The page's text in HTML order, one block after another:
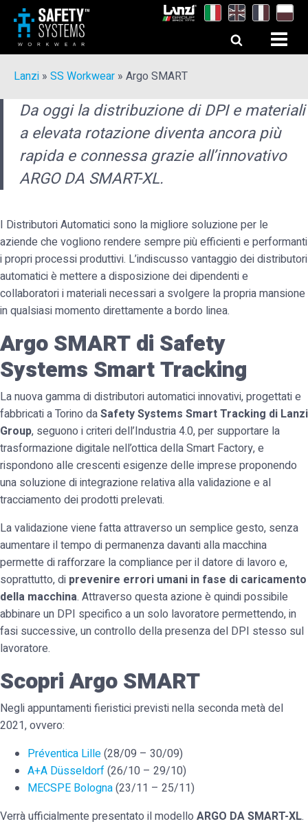
Lanzi » SS Workwear » Argo SMART
Da oggi la distribuzione di DPI e materiali
a elevata rotazione diventa ancora più
rapida e connessa grazie all’innovativo
ARGO DA SMART-XL.
I Distributori Automatici sono la migliore soluzione per le
aziende che vogliono rendere sempre più efficienti e performanti
i propri processi produttivi. L’indiscusso vantaggio dei distributori
automatici è mettere a disposizione dei dipendenti e
collaboratori i materiali necessari a svolgere la propria mansione
in qualsiasi momento direttamente a bordo linea.
Argo SMART di Safety
Systems Smart Tracking
La nuova gamma di distributori automatici innovativi, progettati e
fabbricati a Torino daSafety Systems Smart Tracking di Lanzi
Group, seguono i criteri dell’Industria 4.0, per supportare la
trasformazione digitale nell’ottica della Smart Factory, e
rispondono alle crescenti esigenze delle imprese proponendo
una soluzione di integrazione relativa alla validazione e al
tracciamento dei prodotti prelevati.
La validazione viene fatta attraverso un semplice gesto, senza
aumentare il tempo di permanenza davanti alla macchina
permette di rafforzare la compliance per il datore di lavoro e,
soprattutto, di prevenire errori umani in fase di caricamento
della macchina. Attraverso questa azione è quindi possibile
abbinare un DPI specifico a un solo lavoratore permettendo, in
fasi successive, un controllo della presenza del DPI stesso sul
lavoratore.
Scopri Argo SMART
Negli appuntamenti fieristici previsti nella seconda metà del
2021, ovvero:
Préventica Lille(28/09 – 30/09)
A+A Düsseldorf(26/10 – 29/10)
MECSPE Bologna(23/11 – 25/11)
Verrà ufficialmente presentato il modello ARGO DA SMART-XL.